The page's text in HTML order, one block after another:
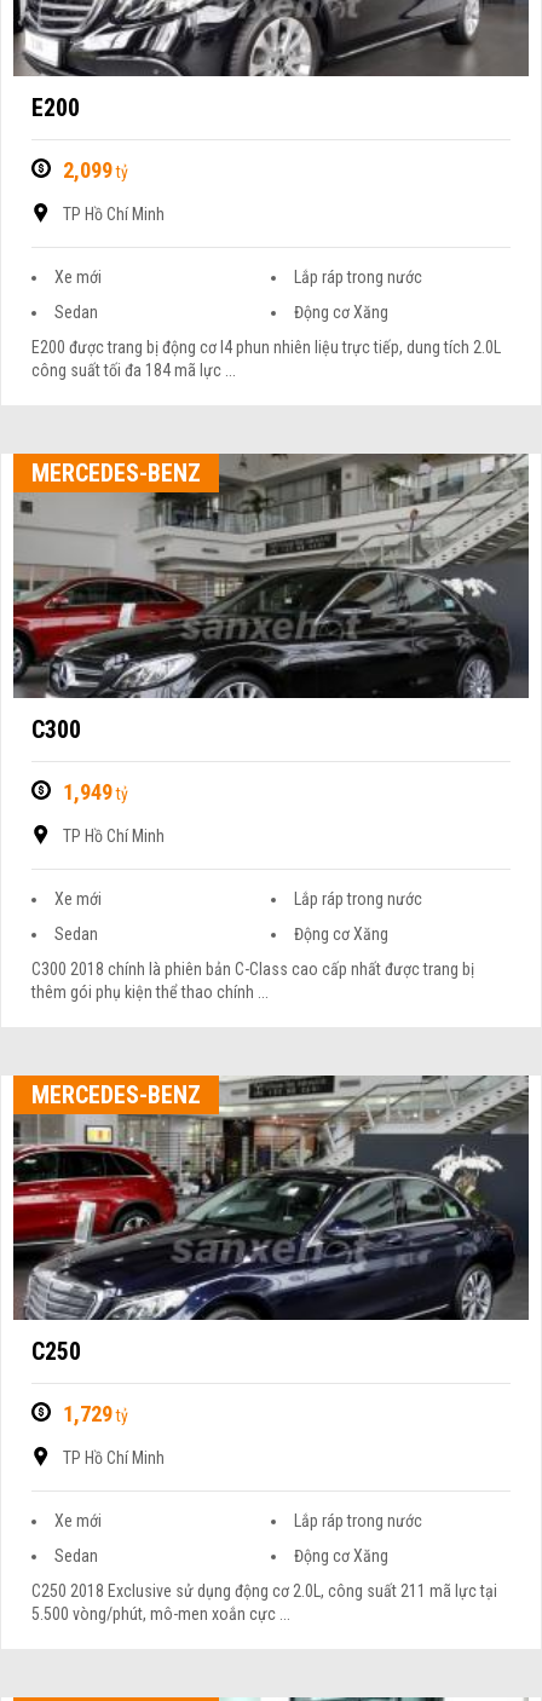
E200
2,099tỷ
TP Hồ Chí Minh
Xe mới
Lắp ráp trong nước
Sedan
Động cơ Xăng
E200 được trang bị động cơ I4 phun nhiên liệu trực tiếp, dung tích 2.0L
công suất tối đa 184 mã lực ...
MERCEDES-BENZ
C300
1,949tỷ
TP Hồ Chí Minh
Xe mới
Lắp ráp trong nước
Sedan
Động cơ Xăng
C300 2018 chính là phiên bản C-Class cao cấp nhất được trang bị
thêm gói phụ kiện thể thao chính ...
MERCEDES-BENZ
C250
1,729tỷ
TP Hồ Chí Minh
Xe mới
Lắp ráp trong nước
Sedan
Động cơ Xăng
C250 2018 Exclusive sử dụng động cơ 2.0L, công suất 211 mã lực tại
5.500 vòng/phút, mô-men xoắn cực ...